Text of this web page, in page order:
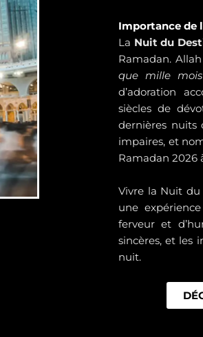
Importance de
La Nuit du
Ramadan.
que mille
d’adoration
siècles de
dernières nuits
impaires, et
Ramadan 2026
Vivre la Nuit du
une
ferveur et
sincères, et les
nuit.